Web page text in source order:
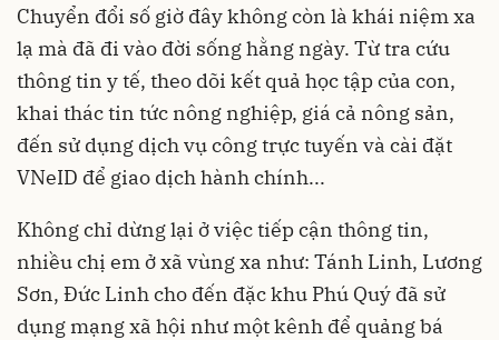
Chuyển đổi số giờ đây không còn là khái niệm xa
lạ mà đã đi vào đời sống hằng ngày. Từ tra cứu
thông tin y tế, theo dõi kết quả học tập của con,
khai thác tin tức nông nghiệp, giá cả nông sản,
đến sử dụng dịch vụ công trực tuyến và cài đặt
VNeID để giao dịch hành chính...
Không chỉ dừng lại ở việc tiếp cận thông tin,
nhiều chị em ở xã vùng xa như: Tánh Linh, Lương
Sơn, Đức Linh cho đến đặc khu Phú Quý đã sử
dụng mạng xã hội như một kênh để quảng bá